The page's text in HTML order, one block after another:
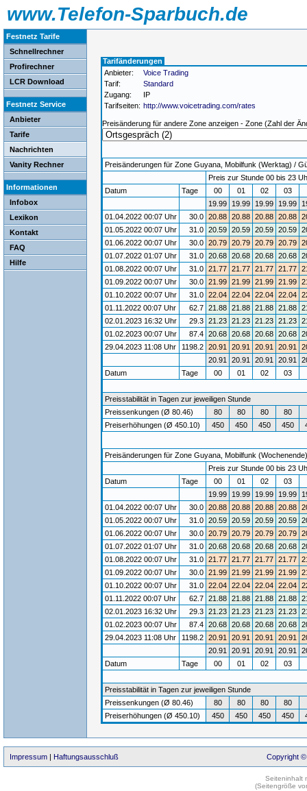
www.Telefon-Sparbuch.de
Festnetz Tarife
Schnellrechner
Profirechner
LCR Download
Festnetz Service
Anbieter
Tarife
Nachrichten
Vanity Rechner
Informationen
Infobox
Lexikon
Kontakt
FAQ
Hilfe
Tarifänderungen
Anbieter:
Voice Trading
Tarif:
Standard
Zugang:
IP
Tarifseiten: http://www.voicetrading.com/rates
Preisänderung für andere Zone anzeigen - Zone (Zahl der
Preisänderungen für Zone Guyana, Mobilfunk (Werktag) /
Preis zur Stunde 00 bis 23
Datum
Tage 00 01 02 03
19.99
19.99 19.99 19.99
01.04.2022 00:07 Uhr
30.0 20.88 20.88 20.88 20.88
01.05.2022 00:07 Uhr
31.0 20.59 20.59 20.59 20.59
01.06.2022 00:07 Uhr
30.0 20.79 20.79 20.79 20.79
01.07.2022 01:07 Uhr
31.0 20.68 20.68 20.68 20.68
01.08.2022 00:07 Uhr
31.0 21.77 21.77 21.77 21.77
01.09.2022 00:07 Uhr
30.0 21.99 21.99 21.99 21.99
01.10.2022 00:07 Uhr
31.0 22.04 22.04 22.04 22.04
01.11.2022 00:07 Uhr
62.7 21.88 21.88 21.88 21.88
02.01.2023 16:32 Uhr
29.3 21.23 21.23 21.23 21.23
01.02.2023 00:07 Uhr
87.4 20.68 20.68 20.68 20.68
29.04.2023 11:08 Uhr
1198.2 20.91 20.91 20.91 20.91
20.91
20.91 20.91 20.91
Datum
Tage 00 01 02 03
Preisstabilität in Tagen zur jeweiligen Stunde
Preissenkungen (Ø 80.46)
80 80 80 80
Preiserhöhungen (Ø 450.10)
450 450 450 450
Preisänderungen für Zone Guyana, Mobilfunk
Preis zur Stunde 00 bis 23
Datum
Tage 00 01 02 03
19.99
19.99 19.99 19.99
01.04.2022 00:07 Uhr
30.0 20.88 20.88 20.88 20.88
01.05.2022 00:07 Uhr
31.0 20.59 20.59 20.59 20.59
01.06.2022 00:07 Uhr
30.0 20.79 20.79 20.79 20.79
01.07.2022 01:07 Uhr
31.0 20.68 20.68 20.68 20.68
01.08.2022 00:07 Uhr
31.0 21.77 21.77 21.77 21.77
01.09.2022 00:07 Uhr
30.0 21.99 21.99 21.99 21.99
01.10.2022 00:07 Uhr
31.0 22.04 22.04 22.04 22.04
01.11.2022 00:07 Uhr
62.7 21.88 21.88 21.88 21.88
02.01.2023 16:32 Uhr
29.3 21.23 21.23 21.23 21.23
01.02.2023 00:07 Uhr
87.4 20.68 20.68 20.68 20.68
29.04.2023 11:08 Uhr
1198.2 20.91 20.91 20.91 20.91
20.91
20.91 20.91 20.91
Datum
Tage 00 01 02 03
Preisstabilität in Tagen zur jeweiligen Stunde
Preissenkungen (Ø 80.46)
80 80 80 80
Preiserhöhungen (Ø 450.10)
450 450 450 450
Impressum | Haftungsausschluß Copyright ©
Seiteninhalt
(Seitengröße